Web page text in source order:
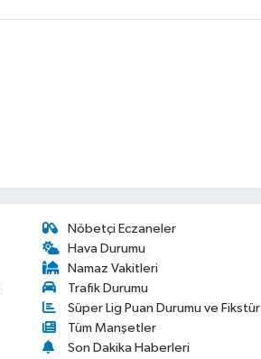
Nöbetçi Eczaneler
Hava Durumu
Namaz Vakitleri
Trafik Durumu
Süper Lig Puan Durumu ve Fikstür
Tüm Manşetler
Son Dakika Haberleri